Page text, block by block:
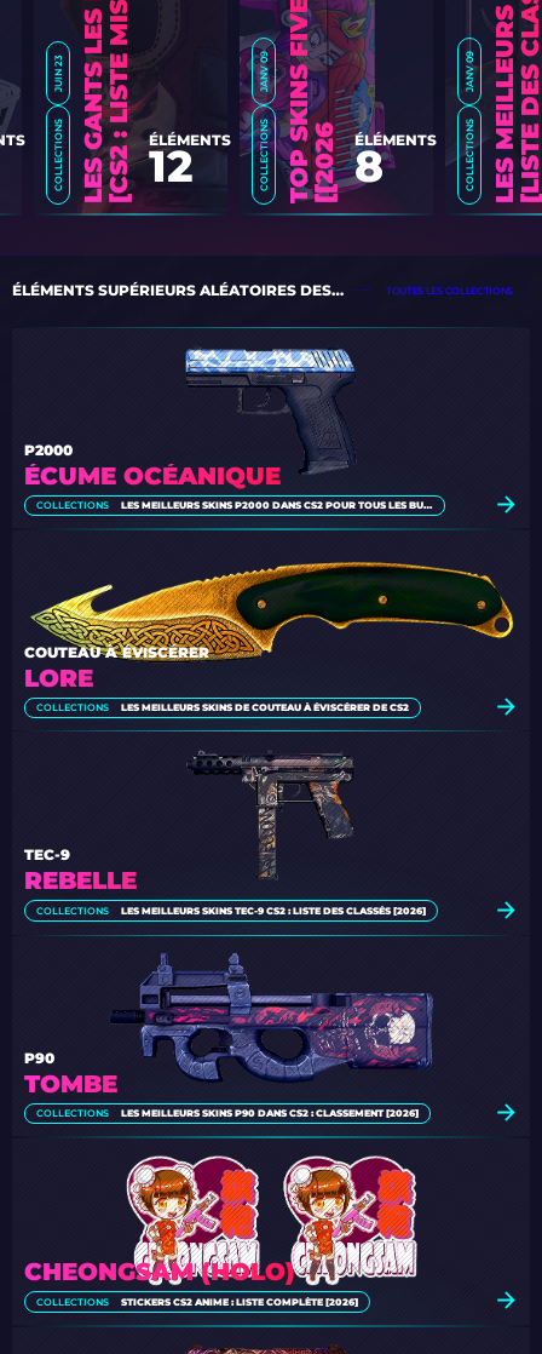
JANV 09
COLLECTIONS
JANV 09
COLLECTIONS 6
] ÉLÉMENTS
8
JUIN 23
COLLECTIONS ÉLÉMENTS
12
ÉLÉMENTS SUPÉRIEURS ALÉATOIRES DES COLLECTIONS TOUTES LES COLLECTIONS
ÉCUME OCÉANIQUE
P2000
COLLECTIONS LES MEILLEURS SKINS P2000 DANS CS2 POUR TOUS LES BUDGETS
LORE
COUTEAU À ÉVISCÉRER
COLLECTIONS LES MEILLEURS SKINS DE COUTEAU À ÉVISCÉRER DE CS2
REBELLE
TEC-9
COLLECTIONS LES MEILLEURS SKINS TEC-9 CS2 : LISTE DES CLASSÉS [2026]
TOMBE
P90
COLLECTIONS LES MEILLEURS SKINS P90 DANS CS2 : CLASSEMENT [2026]
CHEONGSAM (HOLO)
COLLECTIONS STICKERS CS2 ANIME : LISTE COMPLÈTE [2026]